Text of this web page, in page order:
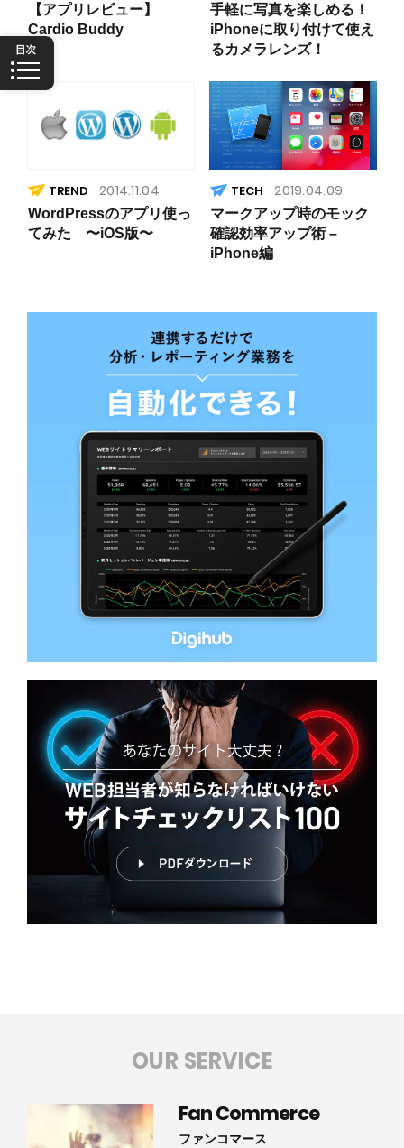
【アプリレビュー】
Cardio Buddy
手軽に写真を楽しめる！
iPhoneに取り付けて使え
るカメラレンズ！
TREND 2014.11.04
WordPressのアプリ使っ
てみた 〜iOS版〜
2019.04.09
マークアップ時のモック
確認効率アップ術 –
iPhone編
OUR SERVICE
Fan Commerce
ファンコマース